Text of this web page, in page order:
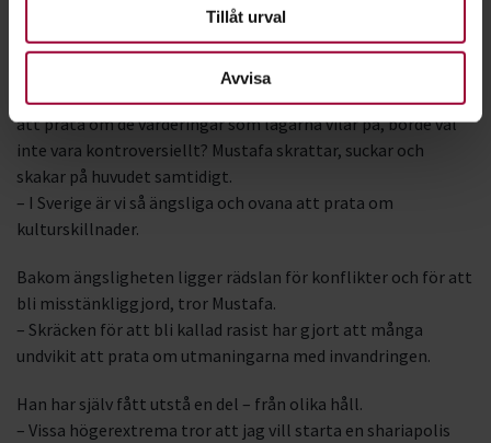
Tillåt urval
Avvisa
innebär i praktiken, inte ens våra politiker.
Att hävda att alla som bor här måste följa svenska lagar, och
att prata om de värderingar som lagarna vilar på, borde väl
inte vara kontroversiellt? Mustafa skrattar, suckar och
skakar på huvudet samtidigt.
– I Sverige är vi så ängsliga och ovana att prata om
kulturskillnader.
Bakom ängsligheten ligger rädslan för konflikter och för att
bli misstänkliggjord, tror Mustafa.
– Skräcken för att bli kallad rasist har gjort att många
undvikit att prata om utmaningarna med invandringen.
Han har själv fått utstå en del – från olika håll.
– Vissa högerextrema tror att jag vill starta en shariapolis